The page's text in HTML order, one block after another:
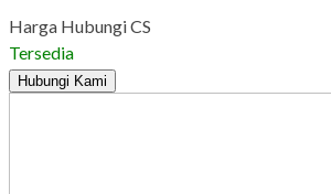
Harga Hubungi CS
Tersedia
Hubungi Kami